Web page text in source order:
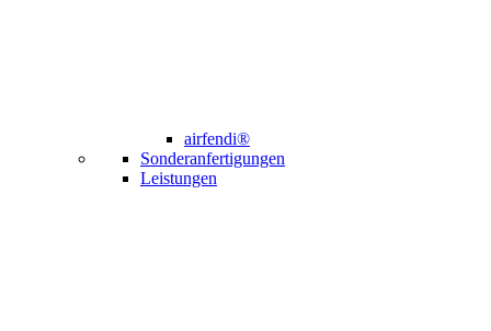
airfendi®
Sonderanfertigungen
Leistungen